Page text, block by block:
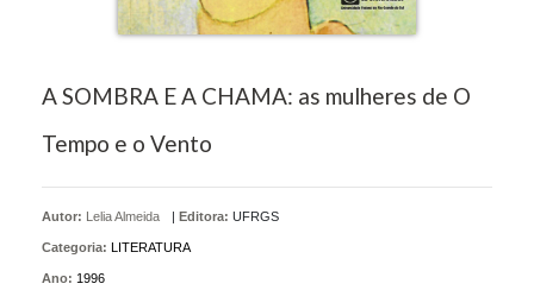
A SOMBRA E A CHAMA: as mulheres de O
Tempo e o Vento
Autor: Lelia Almeida Editora: UFRGS
Categoria: LITERATURA
Ano: 1996